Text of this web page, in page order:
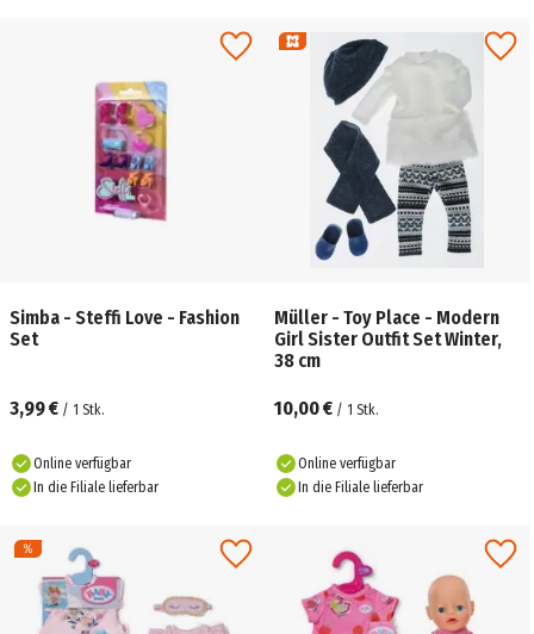
Simba - Steffi Love - Fashion
Set
3,99 € / 1 Stk.
Online verfügbar
In die Filiale lieferbar
Müller - Toy Place - Modern
Girl Sister Outfit Set Winter,
38 cm
10,00 € / 1 Stk.
Online verfügbar
In die Filiale lieferbar